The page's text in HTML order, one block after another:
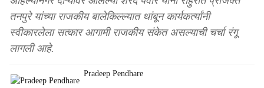
तनपुरे यांच्या राजकीय बालेकिल्ल्यात थांबून कार्यकर्त्यांनी
स्वीकारलेला सत्कार आगामी राजकीय संकेत असल्याची चर्चा रंगू
लागली आहे.
Pradeep Pendhare